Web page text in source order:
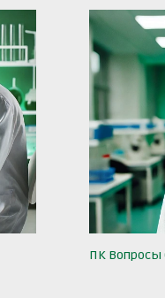
ПК Вопросы